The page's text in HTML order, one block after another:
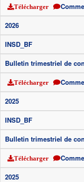
Télécharger
2026
INSD_BF
Bulletin trimestriel de
Télécharger
2025
INSD_BF
Bulletin trimestriel de
Télécharger
2025